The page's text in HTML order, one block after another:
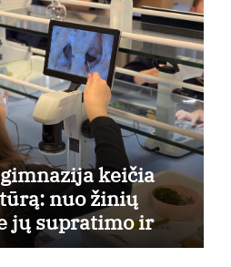
keičia
nuo žinių
jų supratimo ir